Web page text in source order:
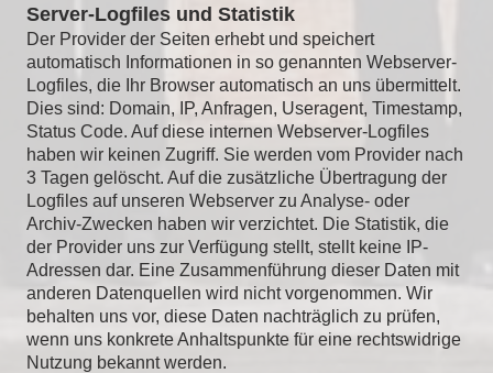
Server-Logfiles und Statistik
Der Provider der Seiten erhebt und speichert
automatisch Informationen in so genannten Webserver-
Logfiles, die Ihr Browser automatisch an uns übermittelt.
Dies sind: Domain, IP, Anfragen, Useragent, Timestamp,
Status Code. Auf diese internen Webserver-Logfiles
haben wir keinen Zugriff. Sie werden vom Provider nach
3 Tagen gelöscht. Auf die zusätzliche Übertragung der
Logfiles auf unseren Webserver zu Analyse- oder
Archiv-Zwecken haben wir verzichtet. Die Statistik, die
der Provider uns zur Verfügung stellt, stellt keine IP-
Adressen dar. Eine Zusammenführung dieser Daten mit
anderen Datenquellen wird nicht vorgenommen. Wir
behalten uns vor, diese Daten nachträglich zu prüfen,
wenn uns konkrete Anhaltspunkte für eine rechtswidrige
Nutzung bekannt werden.